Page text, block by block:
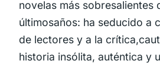
novelas más sobresalientes
últimosaños: ha seducido a
de lectores y a la
historia insólita, auténtica y